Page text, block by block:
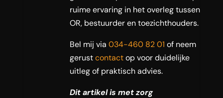
ruime ervaring in het overleg tussen
OR, bestuurder en toezichthouders.
Bel mij via 034-460 82 01 of neem
gerustcontactop voor duidelijke
uitleg of praktisch advies.
Dit artikel is met zorg